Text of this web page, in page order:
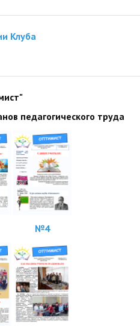
Клуба
педагогического труда
№4